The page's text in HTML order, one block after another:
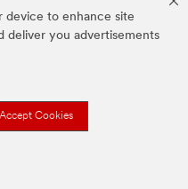
device to enhance site
deliver you advertisements
Accept Cookies